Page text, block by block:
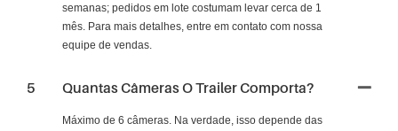
semanas; pedidos em lote costumam levar cerca de 1
mês. Para mais detalhes, entre em contato com nossa
equipe de vendas.
5 Quantas Câmeras O Trailer Comporta?
Máximo de 6 câmeras. Na verdade, isso depende das